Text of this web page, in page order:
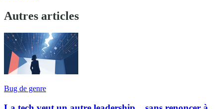
Autres articles
Bug de genre